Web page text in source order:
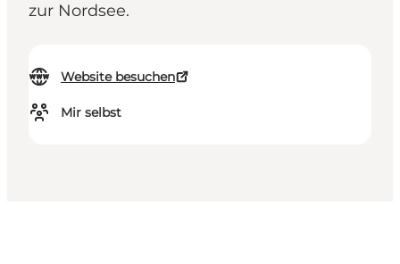
zur Nordsee.
Website besuchen
Mir selbst